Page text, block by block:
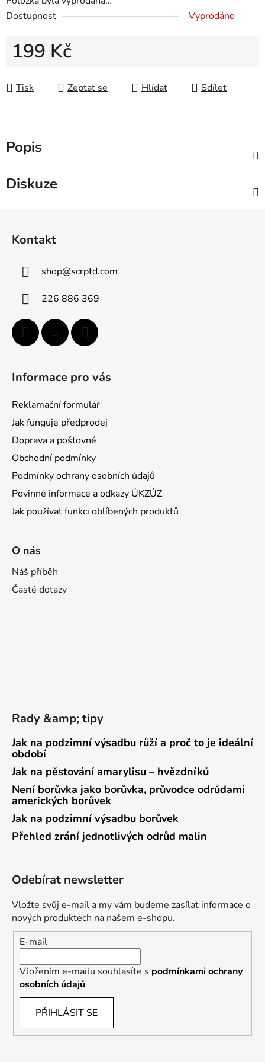
Dostupnost
Vyprodáno
199 Kč
Tisk
Zeptat se Hlídat Sdílet
Popis
Diskuze
Kontakt
shop@scrptd.com
226 886 369
Informace pro vás
Reklamační formulář
Jak funguje předprodej
Doprava a poštovné
Obchodní podmínky
Podmínky ochrany osobních údajů
Povinné informace a odkazy ÚKZÚZ
Jak používat funkci oblíbených produktů
O nás
Náš příběh
Časté dotazy
Rady &amp; tipy
Jak na podzimní výsadbu růží a proč to je ideální
období
Jak na pěstování amarylisu – hvězdníků
Není borůvka jako borůvka, průvodce odrůdami
amerických borůvek
Jak na podzimní výsadbu borůvek
Přehled zrání jednotlivých odrůd malin
Odebírat newsletter
Vložte svůj e-mail a my vám budeme zasílat informace o
nových produktech na našem e-shopu.
E-mail
Vložením e-mailu souhlasíte s podmínkami ochrany
osobních údajů
PŘIHLÁSIT SE